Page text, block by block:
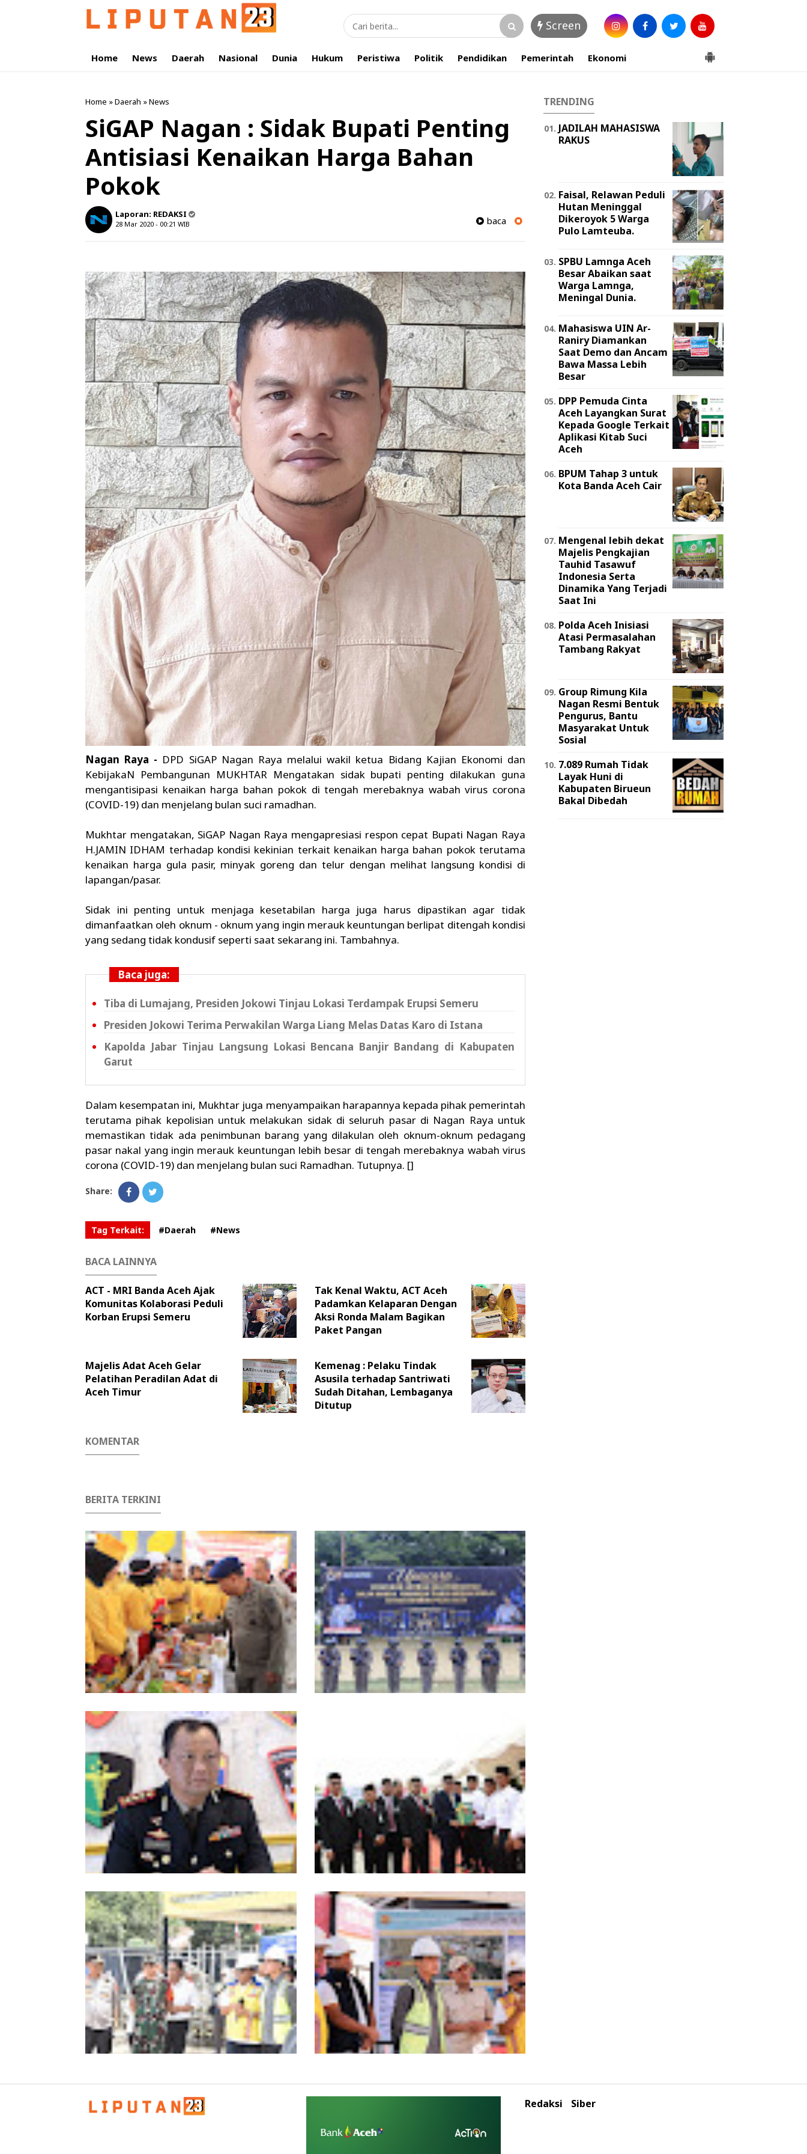
Screen
Home News Daerah Nasional Dunia Hukum Peristiwa Politik Pendidikan Pemerintah Ekonomi
Home »Daerah »News
SiGAP Nagan : Sidak Bupati Penting
Antisiasi Kenaikan Harga Bahan
Pokok
Laporan: REDAKSI
28 Mar 2020 - 00:21 WIB baca
Nagan Raya - DPD SiGAP Nagan Raya melalui wakil ketua Bidang Kajian Ekonomi dan
KebijakaN Pembangunan MUKHTAR Mengatakan sidak bupati penting dilakukan guna
mengantisipasi kenaikan harga bahan pokok di tengah merebaknya wabah virus corona
(COVID-19) dan menjelang bulan suci ramadhan.
Mukhtar mengatakan, SiGAP Nagan Raya mengapresiasi respon cepat Bupati Nagan Raya
H.JAMIN IDHAM terhadap kondisi kekinian terkait kenaikan harga bahan pokok terutama
kenaikan harga gula pasir, minyak goreng dan telur dengan melihat langsung kondisi di
lapangan/pasar.
Sidak ini penting untuk menjaga kesetabilan harga juga harus dipastikan agar tidak
dimanfaatkan oleh oknum - oknum yang ingin merauk keuntungan berlipat ditengah kondisi
yang sedang tidak kondusif seperti saat sekarang ini. Tambahnya.
Baca juga:
Tiba di Lumajang, Presiden Jokowi Tinjau Lokasi Terdampak Erupsi Semeru
Presiden Jokowi Terima Perwakilan Warga Liang Melas Datas Karo di Istana
Kapolda Jabar Tinjau Langsung Lokasi Bencana Banjir Bandang di Kabupaten
Garut
Dalam kesempatan ini, Mukhtar juga menyampaikan harapannya kepada pihak pemerintah
terutama pihak kepolisian untuk melakukan sidak di seluruh pasar di Nagan Raya untuk
memastikan tidak ada penimbunan barang yang dilakulan oleh oknum-oknum pedagang
pasar nakal yang ingin merauk keuntungan lebih besar di tengah merebaknya wabah virus
corona (COVID-19) dan menjelang bulan suci Ramadhan. Tutupnya. []
Share:
Tag Terkait: #Daerah #News
BACA LAINNYA
ACT - MRI Banda Aceh Ajak
Komunitas Kolaborasi Peduli
Korban Erupsi Semeru
Tak Kenal Waktu, ACT Aceh
Padamkan Kelaparan Dengan
Aksi Ronda Malam Bagikan
Paket Pangan
Majelis Adat Aceh Gelar
Pelatihan Peradilan Adat di
Aceh Timur
Kemenag : Pelaku Tindak
Asusila terhadap Santriwati
Sudah Ditahan, Lembaganya
Ditutup
KOMENTAR
BERITA TERKINI
Meriahkan HUT Ke-81 Kemerdekaan RI,
Polda Aceh Gelar Lomba Memasak Nasi
Goreng dan Aneka Minuman
Kapolda Aceh Tutup Pembinaan Tradisi
dan Pembaretan 65 Bintara Remaja
Satbrimob Polda Aceh
Kombes Andi Kirana Diperiksa Mabes
Polri, Kapolda Tunjuk Kabid TIK sebagai
Pelaksana Tugas Kapolresta Banda Aceh
HUT ke-53 Bank Aceh: Momentum
Memperkuat Amanah, Menumbuhkan
Keberkahan Bagi Aceh
Kapolda Aceh Bersama Forkopimda
Kunjungi Aceh, Pastikan Pemulihan
Pascabencana Hidrometeorologi
TRENDING
JADILAH MAHASISWA
RAKUS
Faisal, Relawan Peduli
Hutan Meninggal
Dikeroyok 5 Warga
Pulo Lamteuba.
SPBU Lamnga Aceh
Besar Abaikan saat
Warga Lamnga,
Meningal Dunia.
Mahasiswa UIN Ar-
Raniry Diamankan
Saat Demo dan Ancam
Bawa Massa Lebih
Besar
DPP Pemuda Cinta
Aceh Layangkan Surat
Kepada Google Terkait
Aplikasi Kitab Suci
Aceh
BPUM Tahap 3 untuk
Kota Banda Aceh Cair
Mengenal lebih dekat
Majelis Pengkajian
Tauhid Tasawuf
Indonesia Serta
Dinamika Yang Terjadi
Saat Ini
Polda Aceh Inisiasi
Atasi Permasalahan
Tambang Rakyat
Group Rimung Kila
Nagan Resmi Bentuk
Pengurus, Bantu
Masyarakat Untuk
Sosial
7.089 Rumah Tidak
Layak Huni di
Kabupaten Birueun
Bakal Dibedah
Redaksi Siber